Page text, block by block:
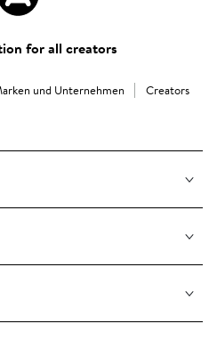
for all creators
und Unternehmen Creators